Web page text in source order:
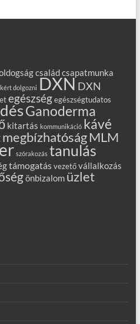
családcsapatmunka
dolgozni DXNDXN
egészség egészségtudatos
Ganoderma
kitartás kommunikáció kávé
megbízhatóság MLM
szórakozás tanulás
támogatás vezető vállalkozás
önbizalom üzlet